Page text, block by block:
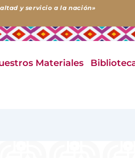
y servicio a la nación»
Materiales